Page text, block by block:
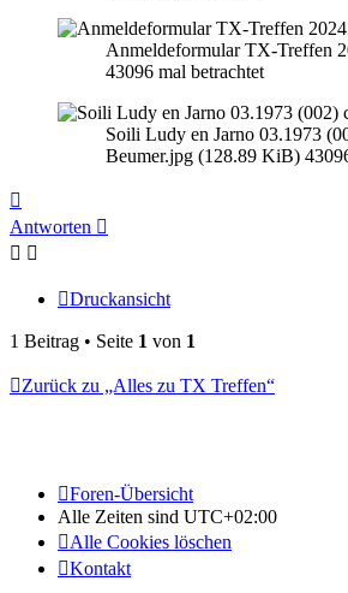
Anmeldeformular TX-Treffen
43096 mal betrachtet
Soili Ludy en Jarno 03.1973
Beumer.jpg (128.89 KiB)
oben
Antworten
Druckansicht
1 Beitrag • Seite 1 von 1
Zurück zu „Alles zu TX Treffen“
Foren-Übersicht
Alle Zeiten sind UTC+02:00
Alle Cookies löschen
Kontakt